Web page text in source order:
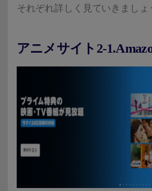
それぞれ詳しく見ていきましょ
アニメサイト2-